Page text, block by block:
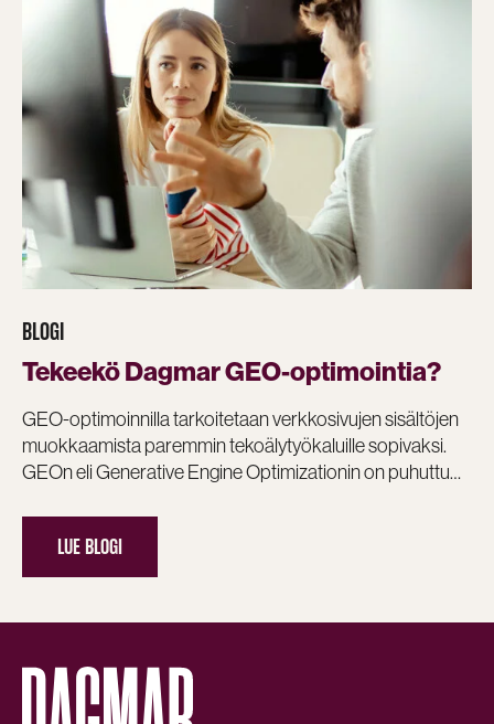
BLOGI
Tekeekö Dagmar GEO-optimointia?
GEO-optimoinnilla tarkoitetaan verkkosivujen sisältöjen
muokkaamista paremmin tekoälytyökaluille sopivaksi.
GEOn eli Generative Engine Optimizationin on puhuttu…
LUE BLOGI